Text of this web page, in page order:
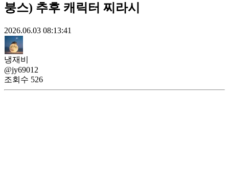
붕스) 추후 캐릭터 찌라시
2026.06.03 08:13:41
냉재비
@jy69012
조회수 526